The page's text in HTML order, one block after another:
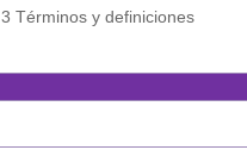
3 Términos y definiciones